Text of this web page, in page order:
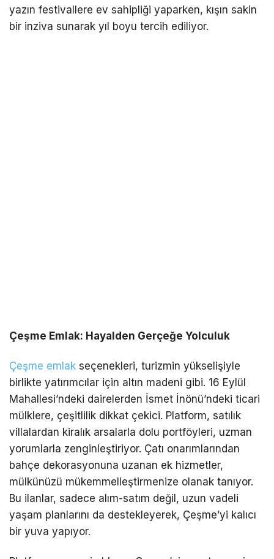
yazın festivallere ev sahipliği yaparken, kışın sakin
bir inziva sunarak yıl boyu tercih ediliyor.
Çeşme Emlak: Hayalden Gerçeğe Yolculuk
Çeşme emlak seçenekleri, turizmin yükselişiyle
birlikte yatırımcılar için altın madeni gibi. 16 Eylül
Mahallesi’ndeki dairelerden İsmet İnönü’ndeki ticari
mülklere, çeşitlilik dikkat çekici. Platform, satılık
villalardan kiralık arsalarla dolu portföyleri, uzman
yorumlarla zenginleştiriyor. Çatı onarımlarından
bahçe dekorasyonuna uzanan ek hizmetler,
mülkünüzü mükemmelleştirmenize olanak tanıyor.
Bu ilanlar, sadece alım-satım değil, uzun vadeli
yaşam planlarını da destekleyerek, Çeşme’yi kalıcı
bir yuva yapıyor.